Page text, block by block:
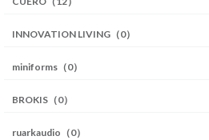
INNOVATION LIVING（0）
miniforms（0）
BROKIS（0）
ruarkaudio（0）